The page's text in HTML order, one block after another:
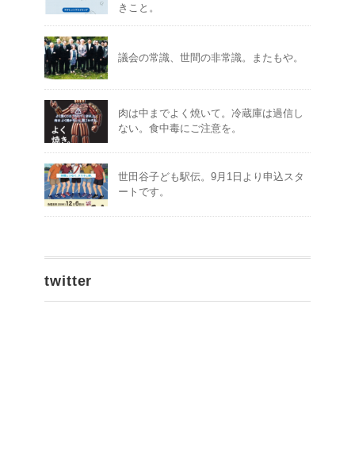
きこと。
議会の常識、世間の非常識。またもや。
肉は中までよく焼いて。冷蔵庫は過信し
ない。食中毒にご注意を。
世田谷子ども駅伝。9月1日より申込スタ
ートです。
twitter